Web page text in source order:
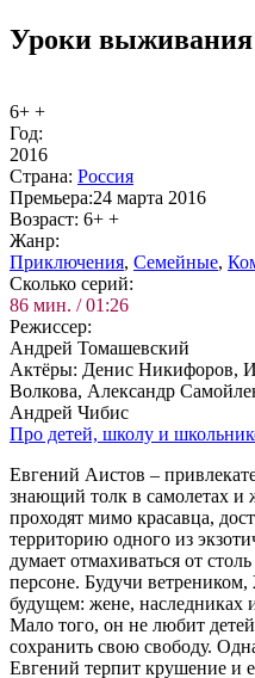
Уроки выживания
6+ +
Год:
2016
Стра­на: Рос­сия
Пре­мье­ра:24 марта 2016
Воз­раст: 6+ +
Жанр:
При­клю­че­ния, Се­мей­ные,
Сколь­ко се­рий:
86 мин. / 01:26
Ре­жис­сер:
Андрей Томашевский
Ак­тё­ры: Денис Никифоров,
Волкова, Александр
Андрей Чибис
Про де­тей, шко­лу и
Евгений Аистов –
знающий толк в самолетах
проходят мимо красавца,
территорию одного из
думает отмахиваться от
персоне. Будучи
будущем: жене, наследниках
Мало того, он не любит
сохранить свою свободу.
Евгений терпит крушение и